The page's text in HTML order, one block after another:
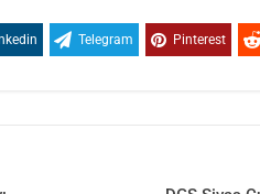
Telegram Pinterest